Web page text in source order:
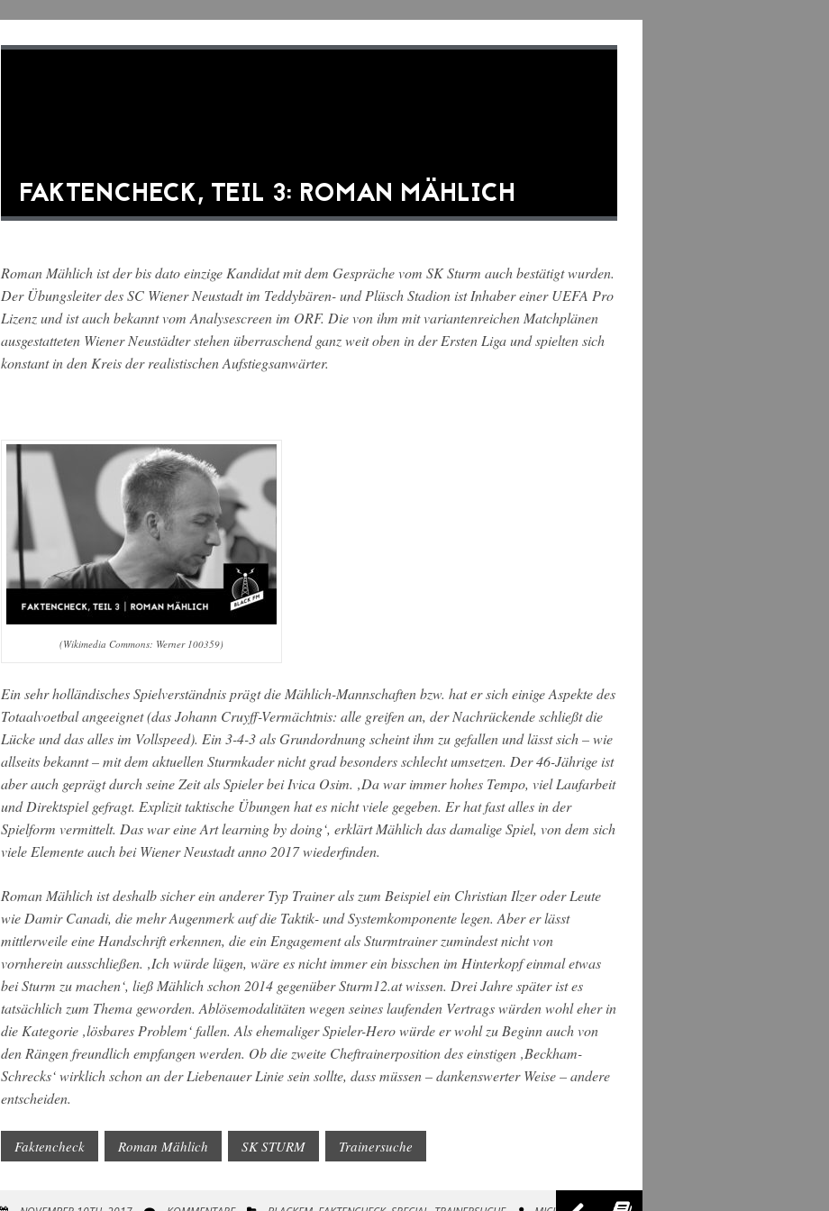
FAKTENCHECK, TEIL 3: ROMAN MÄHLICH
Roman Mählich ist der bis dato einzige Kandidat mit dem Gespräche vom SK Sturm auch bestätigt wurden.
Der Übungsleiter des SC Wiener Neustadt im Teddybären- und Plüsch Stadion ist Inhaber einer UEFA Pro
Lizenz und ist auch bekannt vom Analysescreen im ORF. Die von ihm mit variantenreichen Matchplänen
ausgestatteten Wiener Neustädter stehen überraschend ganz weit oben in der Ersten Liga und spielten sich
konstant in den Kreis der realistischen Aufstiegsanwärter.
(Wikimedia Commons: Werner 100359)
Ein sehr holländisches Spielverständnis prägt die Mählich-Mannschaften bzw. hat er sich einige Aspekte des
Totaalvoetbal angeeignet (das Johann Cruyff-Vermächtnis: alle greifen an, der Nachrückende schließt die
Lücke und das alles im Vollspeed). Ein 3-4-3 als Grundordnung scheint ihm zu gefallen und lässt sich – wie
allseits bekannt – mit dem aktuellen Sturmkader nicht grad besonders schlecht umsetzen. Der 46-Jährige ist
aber auch geprägt durch seine Zeit als Spieler bei Ivica Osim. ‚Da war immer hohes Tempo, viel Laufarbeit
und Direktspiel gefragt. Explizit taktische Übungen hat es nicht viele gegeben. Er hat fast alles in der
Spielform vermittelt. Das war eine Art learning by doing‘, erklärt Mählich das damalige Spiel, von dem sich
viele Elemente auch bei Wiener Neustadt anno 2017 wiederfinden.
Roman Mählich ist deshalb sicher ein anderer Typ Trainer als zum Beispiel ein Christian Ilzer oder Leute
wie Damir Canadi, die mehr Augenmerk auf die Taktik- und Systemkomponente legen. Aber er lässt
mittlerweile eine Handschrift erkennen, die ein Engagement als Sturmtrainer zumindest nicht von
vornherein ausschließen. ‚Ich würde lügen, wäre es nicht immer ein bisschen im Hinterkopf einmal etwas
bei Sturm zu machen‘, ließ Mählich schon 2014 gegenüber Sturm12.at wissen. Drei Jahre später ist es
tatsächlich zum Thema geworden. Ablösemodalitäten wegen seines laufenden Vertrags würden wohl eher in
die Kategorie ‚lösbares Problem‘ fallen. Als ehemaliger Spieler-Hero würde er wohl zu Beginn auch von
den Rängen freundlich empfangen werden. Ob die zweite Cheftrainerposition des einstigen ‚Beckham-
Schrecks‘ wirklich schon an der Liebenauer Linie sein sollte, dass müssen – dankenswerter Weise – andere
entscheiden.
Faktencheck Roman Mählich SK STURM Trainersuche